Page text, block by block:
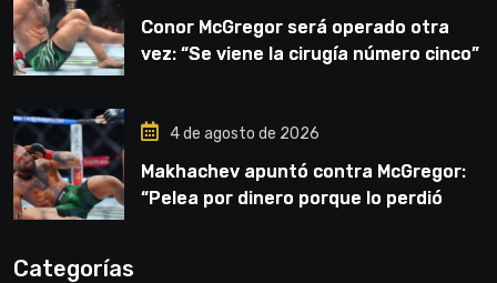
Conor McGregor será operado otra
vez: “Se viene la cirugía número cinco”
4 de agosto de 2026
Makhachev apuntó contra McGregor:
“Pelea por dinero porque lo perdió
Categorías